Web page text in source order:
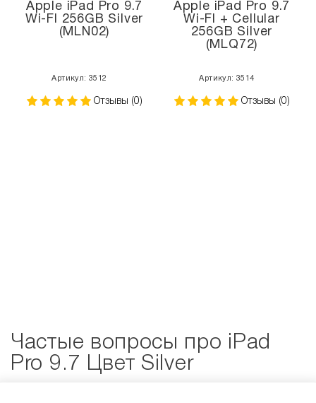
Apple iPad Pro 9.7
Wi-FI 256GB Silver
(MLN02)
Артикул: 3512
Отзывы (0)
Apple iPad Pro 9.7
Wi-FI + Cellular
256GB Silver
(MLQ72)
Артикул: 3514
Отзывы (0)
Частые вопросы про iPad
Pro 9.7 Цвет Silver